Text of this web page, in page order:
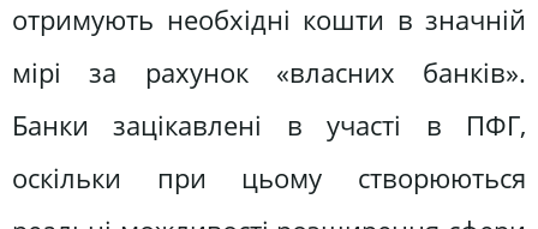
отримують необхідні кошти в значній
мірі за рахунок «власних банків».
Банки зацікавлені в участі в ПФГ,
оскільки при цьому створюються